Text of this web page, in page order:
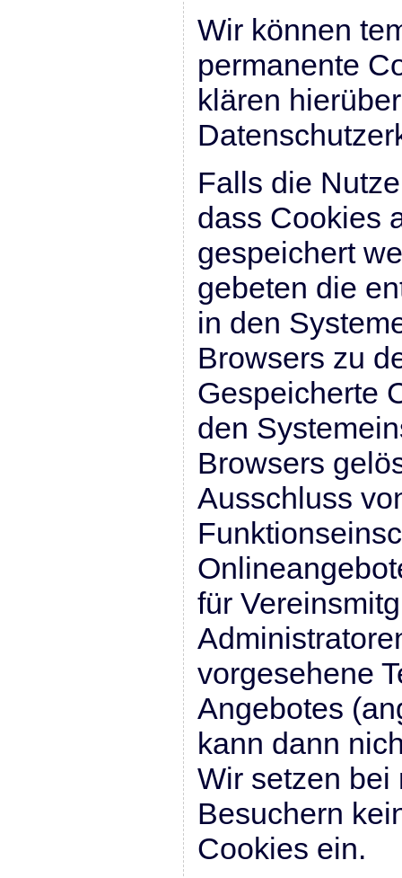
Wir können
permanente
klären
Falls die
dass Cookies
gespeichert
gebeten die
in den
Browsers zu
Gespeicherte
den
Browsers
Ausschluss
für
vorgesehene
Angebotes
kann dann
Wir setzen bei
Besuchern
Cookies ein.